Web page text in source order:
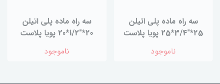
سه راه ماده پلی اتیلن
25*"3/4*25 پویا پلاست
ناموجود
سه راه ماده پلی اتیلن
20*"1/2*20 پویا پلاست
ناموجود